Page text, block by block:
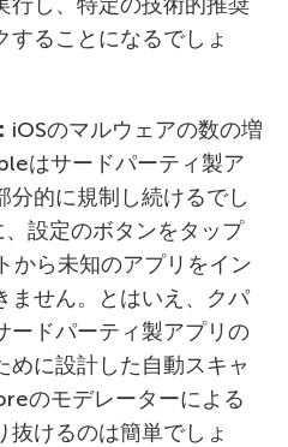
ることになるでしょ
iOSのマルウェアの数の増
はサードパーティ製ア
分的に規制し続けるでし
設定のボタンをタップ
から未知のアプリをイン
ません。とはいえ、クパ
ードパーティ製アプリの
めに設計した自動スキャ
のモデレーターによる
抜けるのは簡単でしょ